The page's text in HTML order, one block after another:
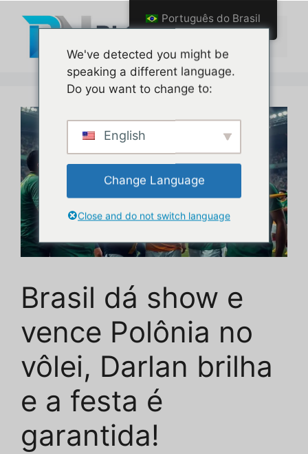
conteúdo
Menu
Brasil dá show e
vence Polônia no
vôlei, Darlan brilha
e a festa é
garantida!
Português do Brasil
We've detected you might be
speaking a different language.
Do you want to change to:
English
Change Language
Close and do not switch language